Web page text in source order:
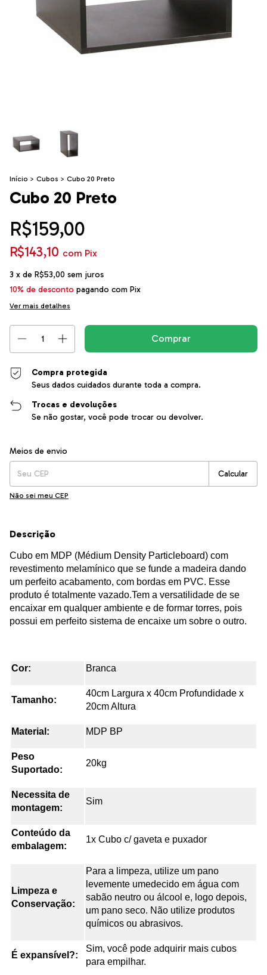
Início > Cubos > Cubo 20 Preto
Cubo 20 Preto
R$159,00
R$143,10 com Pix
3 x de R$53,00 sem juros
10% de desconto pagando com Pix
Ver mais detalhes
Compra protegida
Seus dados cuidados durante toda a compra.
Trocas e devoluções
Se não gostar, você pode trocar ou devolver.
Entregas para o CEP:
Meios de envio
Calcular
Não sei meu CEP
Descrição
Cubo em MDP (Médium Density Particleboard) com
revestimento melamínico que se funde a madeira dando
um perfeito acabamento, com bordas em PVC. Esse
produto é totalmente vazado.Tem a versatilidade de se
encaixar em qualquer ambiente e de formar torres, pois
possui em perfeito sistema de encaixe um sobre o outro.
Cor: Branca
Tamanho:
40cm Largura x 40cm Profundidade x
20cm Altura
Material: MDP BP
Peso
Suportado:
20kg
Necessita de
montagem:
Sim
Conteúdo da
embalagem:
1x Cubo c/ gaveta e puxador
Limpeza e
Conservação:
Para a limpeza, utilize um pano
levemente umedecido em água com
sabão neutro ou álcool e, logo depois,
um pano seco. Não utilize produtos
químicos ou abrasivos.
É expansível?:
Sim, você pode adquirir mais cubos
para empilhar.